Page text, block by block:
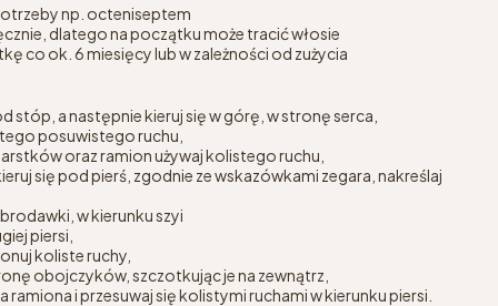
np. octeniseptem
dlatego na początku może tracić włosie
co ok. 6 miesięcy lub w zależności od zużycia
stóp, a następnie kieruj się w górę, w stronę serca,
posuwistego ruchu,
oraz ramion używaj kolistego ruchu,
się pod pierś, zgodnie ze wskazówkami zegara, nakreślaj
w kierunku szyi
piersi,
koliste ruchy,
obojczyków, szczotkując je na zewnątrz,
ramiona i przesuwaj się kolistymi ruchami w kierunku piersi.